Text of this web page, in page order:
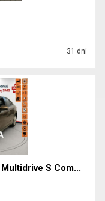
31 dni
S Com...